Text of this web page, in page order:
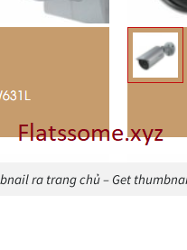
ra trang chủ – Get